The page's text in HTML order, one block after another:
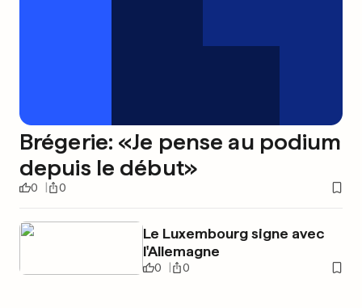
Brégerie: «Je pense au podium
depuis le début»
0 0
Le Luxembourg signe avec
l'Allemagne
0 0